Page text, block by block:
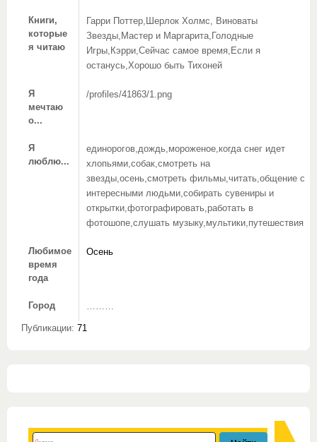
Книги,
которые
я читаю
Гарри Поттер,Шерлок Холмс, Виноваты
Звезды,Мастер и Маргарита,Голодные
Игры,Кэрри,Сейчас самое время,Если я
останусь,Хорошо быть Тихоней
Я
мечтаю
о...
/profiles/41863/1.png
Я
люблю...
единорогов,дождь,мороженое,когда снег идет
хлопьями,собак,смотреть на
звезды,осень,смотреть фильмы,читать,общение с
интересными людьми,собирать сувениры и
открытки,фотографировать,работать в
фотошопе,слушать музыку,мультики,путешествия
Любимое
время
года
Осень
Город ………
Публикации: 71